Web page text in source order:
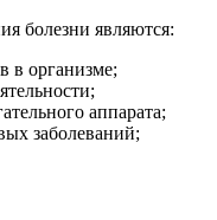
болезни являются:
в организме;
аппарата;
заболеваний;